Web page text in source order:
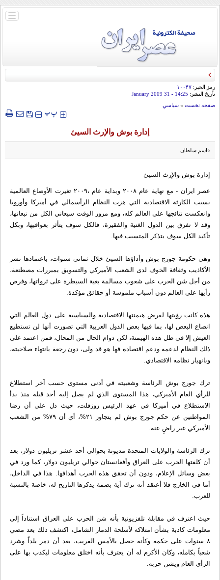
باز
رمز الخبر: ۱۰۰۴۷
تأريخ النشر: 14:25
- 31 January 2009
صفحه نخست » سياسي
‍‍‍ پپ
إدارة بوش والإرث السيئ
قاسم سلطان
إدارة بوش والإرث السيئ
عصر ایران - مع نهاية عام ۲۰۰۸ وبداية عام ،۲۰۰۹ تغيرت الأوضاع العالمية
بسبب الكارثة الاقتصادية التي هزت النظام الرأسمالي في أميركا وأوروبا
وانعكست نتائجها على العالم كله، ومع مرور الوقت سيعاني الكل من تبعاتها،
وقد لا نفرق بين الدول الغنية والفقيرة، فالكل سوف يتأثر بعواقبها، وبكل
تأكيد الكل سوف يتذكر المتسبب فيها.
وهي حكومة جورج بوش وأداؤها السيئ خلال ثماني سنوات، باعتمادها نشر
الأكاذيب وثقافة الخوف لدى الشعب الأميركي والتسويق بمبررات مصطنعة،
من أجل شن الحرب على شعوب مسالمة بغية السيطرة على ثرواتها، وفرض
رأيها على العالم دون أسباب ملموسة أو حقائق مؤكدة.
هذه كانت رؤيتها لفرض هيمنتها الاقتصادية والسياسية على دول العالم التي
انصاع البعض لها، بما فيها بعض الدول العربية التي تصورت أنها لن تستطيع
العيش إلا في ظل هذه الهيمنة، لكن دوام الحال من المحال، فمن اعتمد على
ذلك النظام لدعمه ودعم اقتصاده فها هو قد ولى، دون رجعة بانتهاء صلاحيته،
وبانهيار نظامه الاقتصادي.
ترك جورج بوش الرئاسة وشعبيته في أدنى مستوى حسب آخر استطلاع
للرأي العام الأميركي، هذا المستوى الذي لم يصل إليه أحد قبله منذ بدأ
الاستطلاع في أميركا في عهد الرئيس روزفلت، حيث دل على أن رضا
المواطنين عن حكم جورج بوش لم يتجاوز ۲۱%، أي أن ۷۹% من الشعب
الأميركي غير راضٍ عنه.
ترك الرئاسة والولايات المتحدة مديونة بحوالي أحد عشر تريليون دولار، بعد
أن كلفتها الحرب على العراق وأفغانستان حوالي تريليون دولار، كما ورد في
بعض وسائل الإعلام، ودون أن تحقق هذه الحرب أهدافها. هذا في الداخل،
أما في الخارج فلا أعتقد أنه ترك أية بصمة يذكرها التاريخ له، خاصة بالنسبة
للعرب.
حيث اعترف في مقابلة تلفزيونية بأنه شن الحرب على العراق استناداً إلى
معلومات كاذبة بشأن امتلاكه لأسلحة الدمار الشامل، اكتشف ذلك بعد مضي
۸ سنوات على حكمه وكأنه حصل بالأمس القريب، بعد أن دمر بلداً وشرد
شعباً بكامله، وكان الأكرم له أن يعترف بأنه اختلق معلومات ليكذب بها على
الرأي العام ويشن حربه.